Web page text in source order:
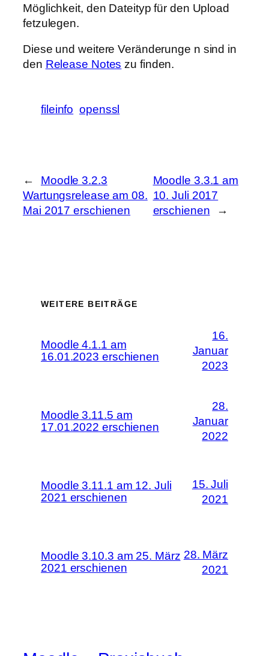
Möglichkeit, den Dateityp für den Upload
fetzulegen.
Diese und weitere Veränderunge n sind in
den Release Notes zu finden.
fileinfo openssl
←
Moodle 3.2.3
Wartungsrelease am 08.
Mai 2017 erschienen
Moodle 3.3.1 am
10. Juli 2017
erschienen
→
WEITERE BEITRÄGE
Moodle 4.1.1 am
16.01.2023 erschienen
16.
Januar
2023
Moodle 3.11.5 am
17.01.2022 erschienen
28.
Januar
2022
Moodle 3.11.1 am 12. Juli
2021 erschienen
15. Juli
2021
Moodle 3.10.3 am 25. März
2021 erschienen
28. März
2021